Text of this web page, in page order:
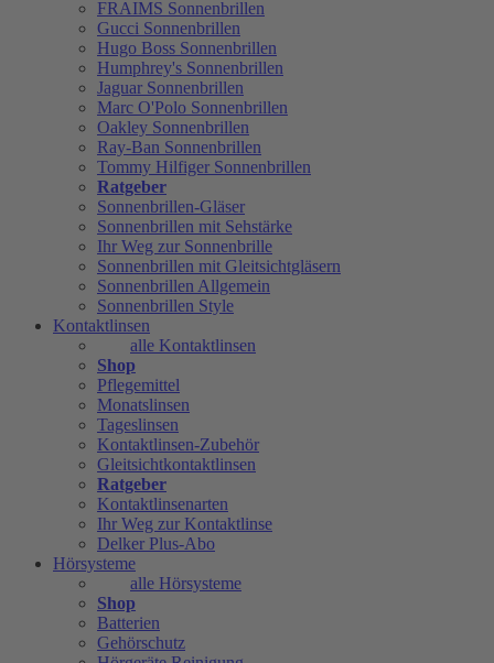
FRAIMS Sonnenbrillen
Gucci Sonnenbrillen
Hugo Boss Sonnenbrillen
Humphrey's Sonnenbrillen
Jaguar Sonnenbrillen
Marc O'Polo Sonnenbrillen
Oakley Sonnenbrillen
Ray-Ban Sonnenbrillen
Tommy Hilfiger Sonnenbrillen
Ratgeber
Sonnenbrillen-Gläser
Sonnenbrillen mit Sehstärke
Ihr Weg zur Sonnenbrille
Sonnenbrillen mit Gleitsichtgläsern
Sonnenbrillen Allgemein
Sonnenbrillen Style
Kontaktlinsen
alle Kontaktlinsen
Shop
Pflegemittel
Monatslinsen
Tageslinsen
Kontaktlinsen-Zubehör
Gleitsichtkontaktlinsen
Ratgeber
Kontaktlinsenarten
Ihr Weg zur Kontaktlinse
Delker Plus-Abo
Hörsysteme
alle Hörsysteme
Shop
Batterien
Gehörschutz